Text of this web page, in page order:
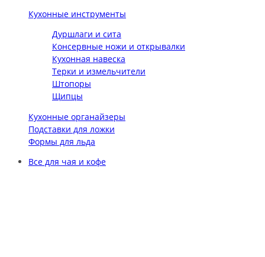
Кухонные инструменты
Дуршлаги и сита
Консервные ножи и открывалки
Кухонная навеска
Терки и измельчители
Штопоры
Щипцы
Кухонные органайзеры
Подставки для ложки
Формы для льда
Все для чая и кофе